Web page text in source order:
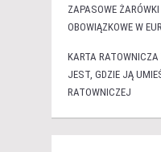
ZAPASOWE
OBOWIĄZKOWE W
KARTA
JEST, GDZIE JĄ
RATOWNICZEJ